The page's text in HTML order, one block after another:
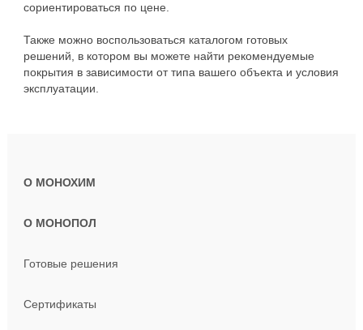
сориентироваться по цене.
Также можно воспользоваться каталогом готовых
решений, в котором вы можете найти рекомендуемые
покрытия в зависимости от типа вашего объекта и условия
эксплуатации.
О МОНОХИМ
О МОНОПОЛ
Готовые решения
Сертификаты